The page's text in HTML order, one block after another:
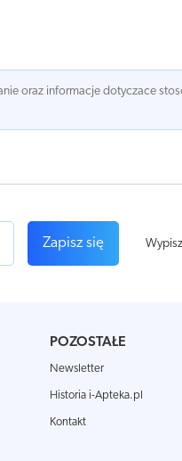
oraz informacje dotyczace
Zapisz się
POZOSTAŁE
Newsletter
Historia i-Apteka.pl
Kontakt